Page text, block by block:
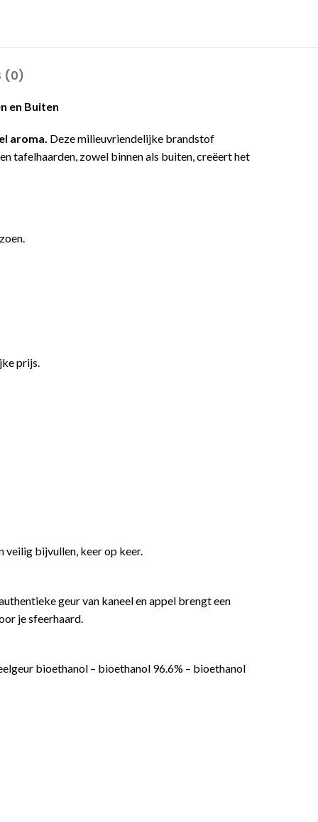
(0)
en Buiten
aroma. Deze milieuvriendelijke brandstof
tafelhaarden, zowel binnen als buiten, creëert het
prijs.
veilig bijvullen, keer op keer.
geur van kaneel en appel brengt een
je sfeerhaard.
bioethanol – bioethanol 96.6% – bioethanol